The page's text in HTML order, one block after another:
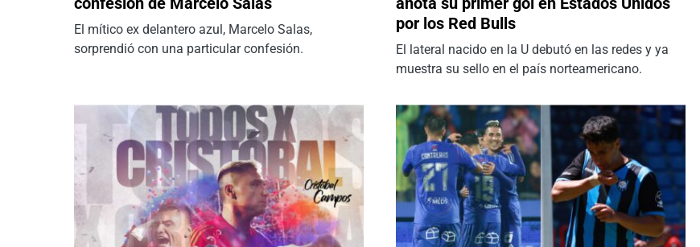
El mítico ex delantero azul, Marcelo Salas,
sorprendió con una particular confesión.
por los Red Bulls
El lateral nacido en la U debutó en las redes y ya
muestra su sello en el país norteamericano.